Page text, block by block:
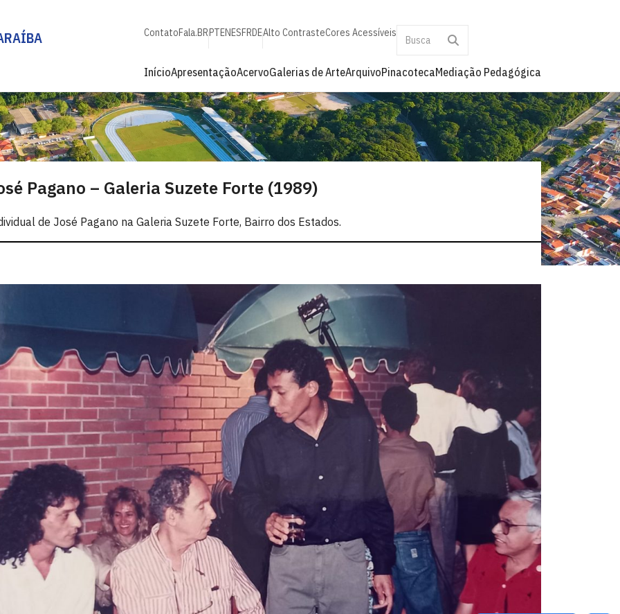
ContatoFala.BRPTENESFRDEAlto ContrasteCores Acessíveis
InícioApresentaçãoAcervoGalerias de ArteArquivoPinacotecaMediação Pedagógica
Pagano – Galeria Suzete Forte (1989)
de José Pagano na Galeria Suzete Forte, Bairro dos Estados.